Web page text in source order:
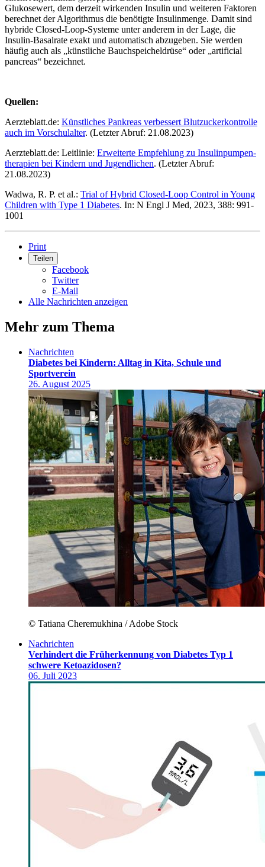
Glukosewert, dem derzeit wirkenden Insulin und weiteren Faktoren
berechnet der Algorithmus die benötigte Insulinmenge. Damit sind
hybride Closed-Loop-Systeme unter anderem in der Lage, die
Insulin-Basalrate exakt und automatisch abzugeben. Sie werden
häufig auch als „künstliche Bauchspeicheldrüse“ oder „artificial
pancreas“ bezeichnet.
Quellen:
Aerzteblatt.de: Künstliches Pankreas verbessert Blutzuckerkontrolle
auch im Vorschulalter. (Letzter Abruf: 21.08.2023)
Aerzteblatt.de: Leitlinie: Erweiterte Empfehlung zu Insulinpumpen­
therapien bei Kindern und Jugendlichen. (Letzter Abruf:
21.08.2023)
Wadwa, R. P. et al.: Trial of Hybrid Closed-Loop Control in Young
Children with Type 1 Diabetes. In: N Engl J Med, 2023, 388: 991-
1001
Print
Teilen
Facebook
Twitter
E-Mail
Alle Nachrichten anzeigen
Mehr zum Thema
Nachrichten
Diabetes bei Kindern: Alltag in Kita, Schule und
Sportverein
26. August 2025
© Tatiana Cheremukhina / Adobe Stock
Nachrichten
Verhindert die Früherkennung von Diabetes Typ 1
schwere Ketoazidosen?
06. Juli 2023